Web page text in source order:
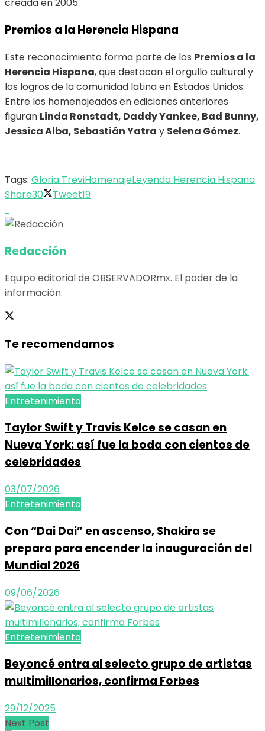
creada en 2005.
Premios a la Herencia Hispana
Este reconocimiento forma parte de los Premios a la
Herencia Hispana, que destacan el orgullo cultural y
los logros de la comunidad latina en Estados Unidos.
Entre los homenajeados en ediciones anteriores
figuran Linda Ronstadt, Daddy Yankee, Bad Bunny,
Jessica Alba, Sebastián Yatra y Selena Gómez.
Tags: Gloria TreviHomenajeLeyenda Herencia Hispana
Share30 Tweet19
Redacción
Equipo editorial de OBSERVADORmx. El poder de la
información.
Te recomendamos
Entretenimiento
Taylor Swift y Travis Kelce se casan en
Nueva York: así fue la boda con cientos de
celebridades
03/07/2026
Entretenimiento
Con “Dai Dai” en ascenso, Shakira se
prepara para encender la inauguración del
Mundial 2026
09/06/2026
Entretenimiento
Beyoncé entra al selecto grupo de artistas
multimillonarios, confirma Forbes
29/12/2025
Next Post